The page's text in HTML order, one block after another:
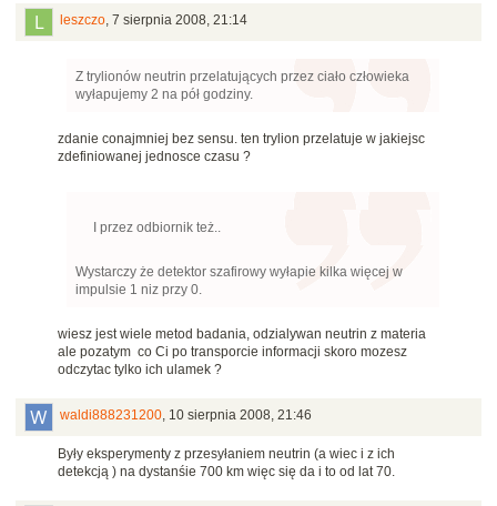
leszczo, 7 sierpnia 2008, 21:14
Z trylionów neutrin przelatujących przez ciało człowieka
wyłapujemy 2 na pół godziny.
zdanie conajmniej bez sensu. ten trylion przelatuje w jakiejsc
zdefiniowanej jednosce czasu ?
I przez odbiornik też..
Wystarczy że detektor szafirowy wyłapie kilka więcej w
impulsie 1 niz przy 0.
wiesz jest wiele metod badania, odzialywan neutrin z materia
ale pozatym co Ci po transporcie informacji skoro mozesz
odczytac tylko ich ulamek ?
waldi888231200, 10 sierpnia 2008, 21:46
Były eksperymenty z przesyłaniem neutrin (a wiec i z ich
detekcją ) na dystanśie 700 km więc się da i to od lat 70.